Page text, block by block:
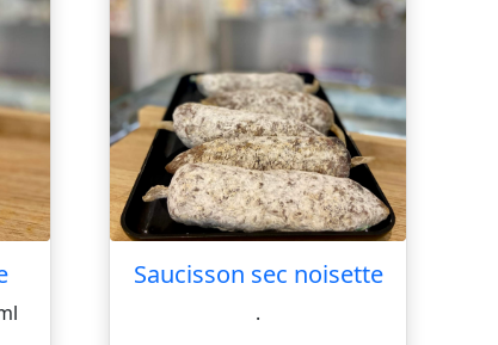
Saucisson sec noisette
.